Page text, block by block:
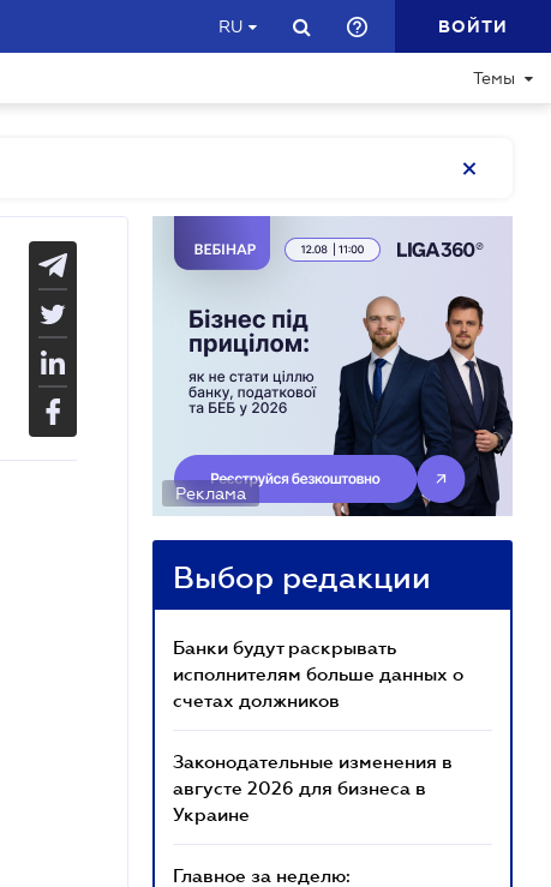
RU ВОЙТИ
Темы
Реклама
Выбор редакции
Банки будут раскрывать
исполнителям больше данных о
счетах должников
Законодательные изменения в
августе 2026 для бизнеса в
Украине
Главное за неделю: